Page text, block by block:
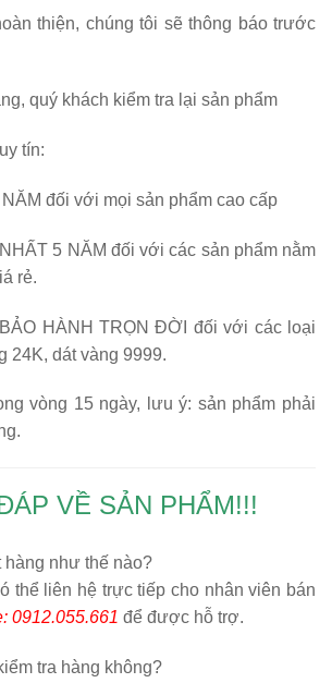
thiện, chúng tôi sẽ thông báo trước
quý khách kiểm tra lại sản phẩm
tín:
đối với mọi sản phẩm cao cấp
5 NĂM đối với các sản phẩm nằm
rẻ.
HÀNH TRỌN ĐỜI đối với các loại
24K, dát vàng 9999.
vòng 15 ngày, lưu ý: sản phẩm phải
VỀ SẢN PHẨM!!!
hàng như thế nào?
thể liên hệ trực tiếp cho nhân viên bán
0912.055.661 để được hỗ trợ.
tra hàng không?